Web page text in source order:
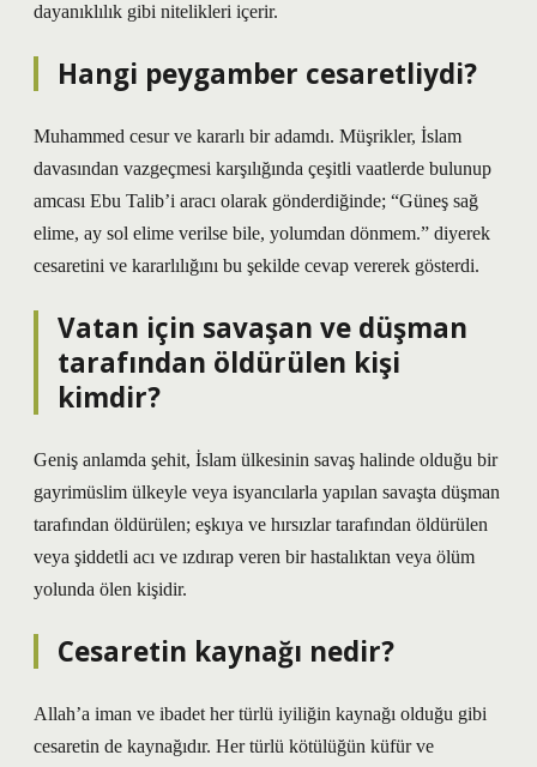
dayanıklılık gibi nitelikleri içerir.
Hangi peygamber cesaretliydi?
Muhammed cesur ve kararlı bir adamdı. Müşrikler, İslam
davasından vazgeçmesi karşılığında çeşitli vaatlerde bulunup
amcası Ebu Talib’i aracı olarak gönderdiğinde; “Güneş sağ
elime, ay sol elime verilse bile, yolumdan dönmem.” diyerek
cesaretini ve kararlılığını bu şekilde cevap vererek gösterdi.
Vatan için savaşan ve düşman
tarafından öldürülen kişi
kimdir?
Geniş anlamda şehit, İslam ülkesinin savaş halinde olduğu bir
gayrimüslim ülkeyle veya isyancılarla yapılan savaşta düşman
tarafından öldürülen; eşkıya ve hırsızlar tarafından öldürülen
veya şiddetli acı ve ızdırap veren bir hastalıktan veya ölüm
yolunda ölen kişidir.
Cesaretin kaynağı nedir?
Allah’a iman ve ibadet her türlü iyiliğin kaynağı olduğu gibi
cesaretin de kaynağıdır. Her türlü kötülüğün küfür ve